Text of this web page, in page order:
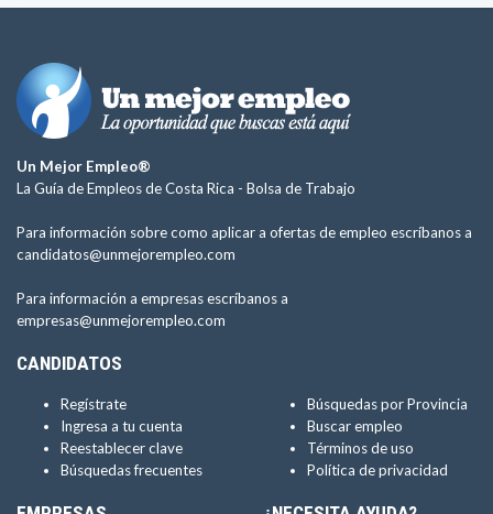
Un Mejor Empleo®
La Guía de Empleos de Costa Rica - Bolsa de Trabajo
Para información sobre como aplicar a ofertas de empleo escríbanos a
candidatos@unmejorempleo.com
Para información a empresas escríbanos a
empresas@unmejorempleo.com
CANDIDATOS
Regístrate
Ingresa a tu cuenta
Reestablecer clave
Búsquedas frecuentes
Búsquedas por Provincia
Buscar empleo
Términos de uso
Política de privacidad